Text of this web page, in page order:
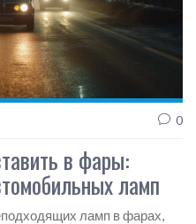
0
в фары:
ламп
ламп в фарах,